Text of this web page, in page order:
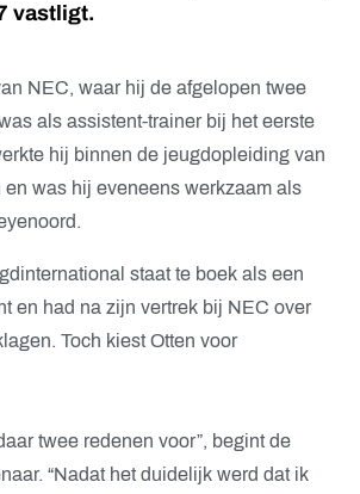
vastligt.
NEC, waar hij de afgelopen twee
als assistent-trainer bij het eerste
hij binnen de jeugdopleiding van
was hij eveneens werkzaam als
staat te boek als een
en had na zijn vertrek bij NEC over
Toch kiest Otten voor
twee redenen voor”, begint de
“Nadat het duidelijk werd dat ik